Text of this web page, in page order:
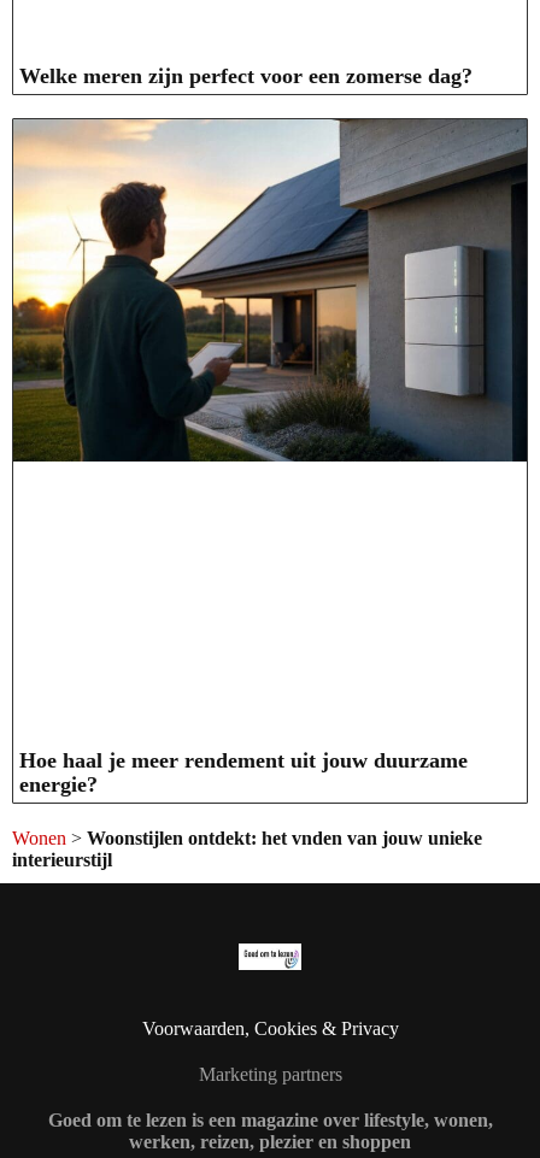
Welke meren zijn perfect voor een zomerse dag?
Hoe haal je meer rendement uit jouw duurzame
energie?
Wonen > Woonstijlen ontdekt: het vnden van jouw unieke
interieurstijl
Voorwaarden, Cookies & Privacy
Marketing partners
Goed om te lezen is een magazine over lifestyle, wonen,
werken, reizen, plezier en shoppen